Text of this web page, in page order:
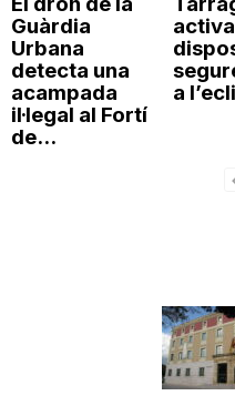
Guàrdia
Urbana
detecta una
acampada
il·legal al Fortí
de...
a